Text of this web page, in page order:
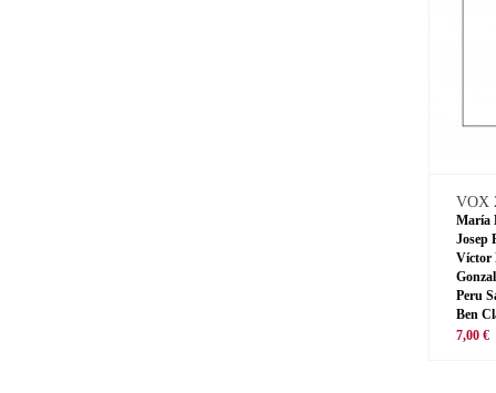
VOX
María
Josep
Víctor
Peru
Ben
7,00 €